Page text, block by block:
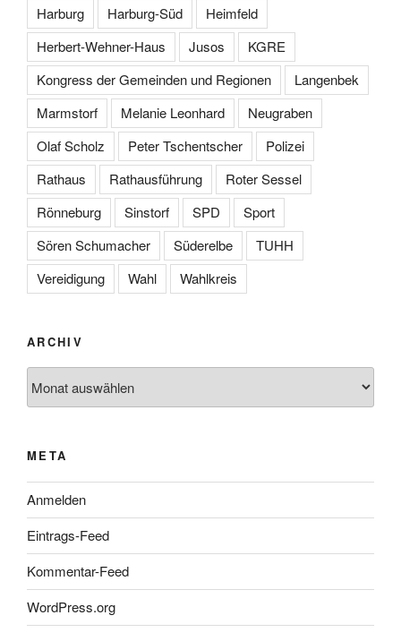
Harburg
Harburg-Süd
Heimfeld
Herbert-Wehner-Haus
Jusos
KGRE
Kongress der Gemeinden und Regionen
Langenbek
Marmstorf
Melanie Leonhard
Neugraben
Olaf Scholz
Peter Tschentscher
Polizei
Rathaus
Rathausführung
Roter Sessel
Rönneburg
Sinstorf SPD
Sport
Sören Schumacher
Süderelbe
TUHH
Vereidigung
Wahl Wahlkreis
ARCHIV
META
Anmelden
Eintrags-Feed
Kommentar-Feed
WordPress.org